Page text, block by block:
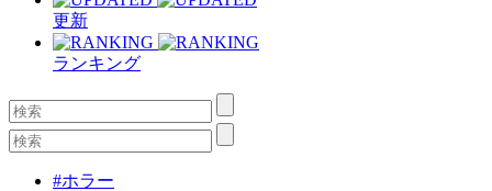
更新
ランキング
#ホラー